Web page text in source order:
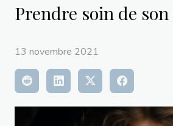
Prendre soin de
13 novembre 2021